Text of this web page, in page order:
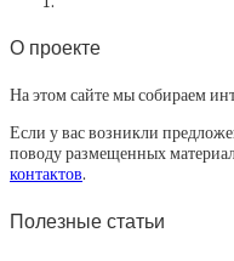
О проекте
На этом сайте мы собираем
Если у вас возникли
поводу размещенных
контактов.
Полезные статьи